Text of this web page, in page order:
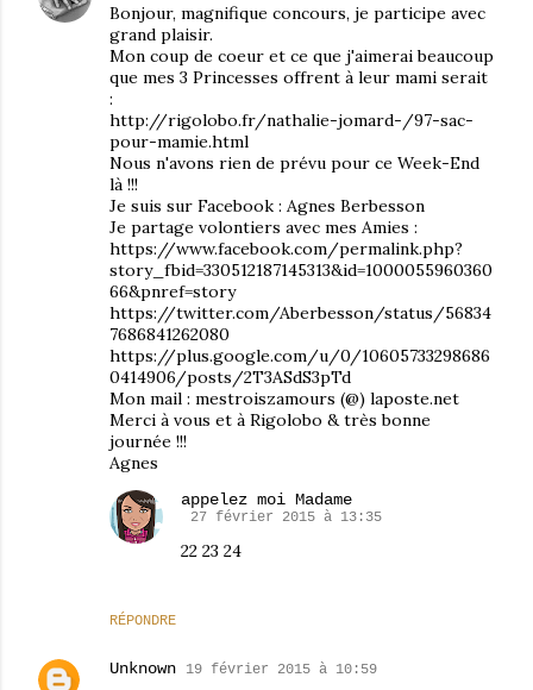
Bonjour, magnifique concours, je participe avec
grand plaisir.
Mon coup de coeur et ce que j'aimerai beaucoup
que mes 3 Princesses offrent à leur mami serait
:
http://rigolobo.fr/nathalie-jomard-/97-sac-
pour-mamie.html
Nous n'avons rien de prévu pour ce Week-End
là !!!
Je suis sur Facebook : Agnes Berbesson
Je partage volontiers avec mes Amies :
https://www.facebook.com/permalink.php?
story_fbid=330512187145313&id=1000055960360
66&pnref=story
https://twitter.com/Aberbesson/status/56834
7686841262080
https://plus.google.com/u/0/10605733298686
0414906/posts/2T3ASdS3pTd
Mon mail : mestroiszamours (@) laposte.net
Merci à vous et à Rigolobo & très bonne
journée !!!
Agnes
RÉPONDRE
appelez moi Madame
27 février 2015 à 13:35
22 23 24
Unknown 19 février 2015 à 10:59